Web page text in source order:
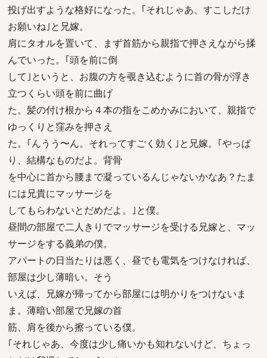
投げ出すような格好になった。｢それじゃあ、すこしだけ
お願いね｣と兄嫁。
肩にタオルを置いて、まず首筋から親指で押さえながら揉
んでいった。｢頭を前に倒
して｣というと、お腹の方を覗き込むように首の骨が浮き
立つくらい頭を前に曲げ
た。髪の付け根から４本の指をこめかみにおいて、親指で
ゆっくりと窪みを押さえ
た。｢んうう〜ん。それってすごく効く｣と兄嫁。｢やっぱ
り、結構なものだよ。背骨
を中心に首から腰まで凝っているんじゃないかなあ？たま
には兄貴にマッサージを
してもらわないとだめだよ。｣と僕。
昼間の部屋で二人きりでマッサージを受ける兄嫁と、マッ
サージをする義弟の僕。
アパートの日当たりは悪く、昼でも電気をつけなければ、
部屋は少し薄暗い。そう
いえば、兄嫁が帰ってから部屋には明かりをつけないま
ま。薄暗い部屋で兄嫁の首
筋、肩を後から擦っている僕。
｢それじゃあ、今度は少し痛いかも知れないけど、ちょっ